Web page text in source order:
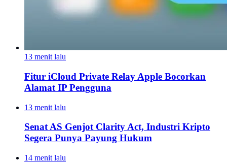
13 menit lalu
Fitur iCloud Private Relay Apple Bocorkan
Alamat IP Pengguna
13 menit lalu
Senat AS Genjot Clarity Act, Industri Kripto
Segera Punya Payung Hukum
14 menit lalu